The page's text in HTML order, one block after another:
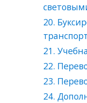
20.
21.
22.
23.
24.